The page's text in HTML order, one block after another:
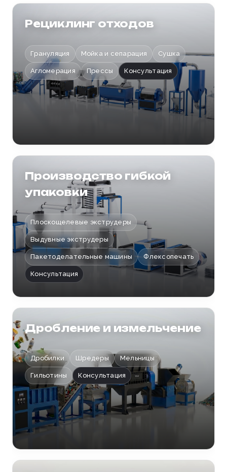
Рециклинг отходов
Грануляция Мойка и сепарация Сушка
Агломерация Прессы Консультация
Производство гибкой
упаковки
Плоскощелевые экструдеры
Выдувные экструдеры
Пакетоделательные машины Флексопечать
Консультация
Дробление и измельчение
Дробилки Шредеры Мельницы
Гильотины Консультация
Отправить заявку